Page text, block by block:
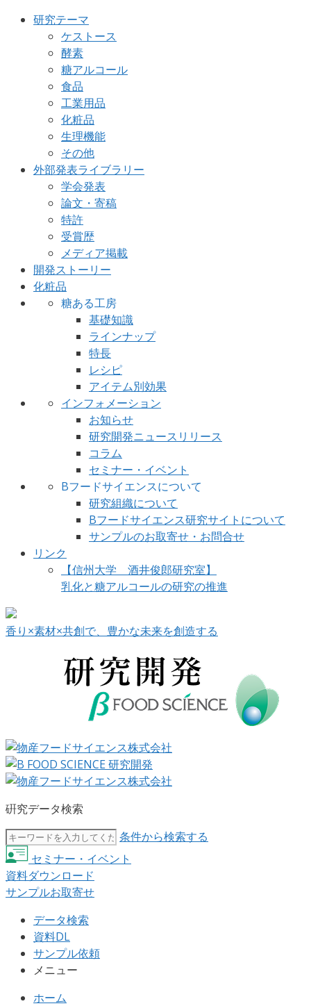
研究テーマ
ケストース
酵素
糖アルコール
食品
工業用品
化粧品
生理機能
その他
外部発表ライブラリー
学会発表
論文・寄稿
特許
受賞歴
メディア掲載
開発ストーリー
化粧品
糖ある工房
基礎知識
ラインナップ
特長
レシピ
アイテム別効果
インフォメーション
お知らせ
研究開発ニュースリリース
コラム
セミナー・イベント
Bフードサイエンスについて
研究組織について
Bフードサイエンス研究サイトについて
サンプルのお取寄せ・お問合せ
リンク
【信州大学 酒井俊郎研究室】
乳化と糖アルコールの研究の推進
香り×素材×共創で、豊かな未来を創造する
硏究データ検索
条件から検索する
セミナー・イベント
資料ダウンロード
サンプルお取寄せ
データ検索
資料DL
サンプル依頼
メニュー
ホーム